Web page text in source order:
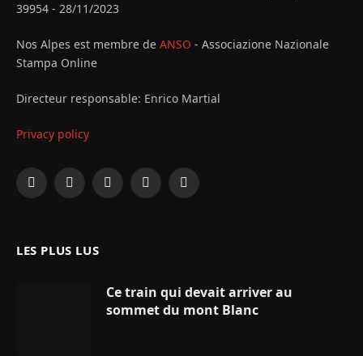
39954 - 28/11/2023
Nos Alpes est membre de ANSO - Associazione Nazionale
Stampa Online
Directeur responsable: Enrico Martial
Privacy policy
Facebook
X
InstagramYouTubeLinkedIn
LES PLUS LUS
Ce train qui devait arriver au
sommet du mont Blanc